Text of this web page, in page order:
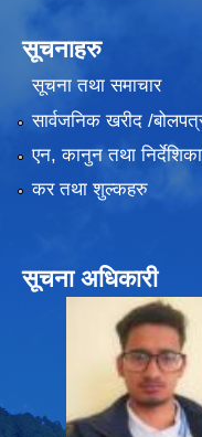
सूचनाहरु
सूचना तथा समाचार
सार्वजनिक खरीद /
एन, कानुन तथा निर्देशिका
कर तथा शुल्कहरु
सूचना अधिकारी